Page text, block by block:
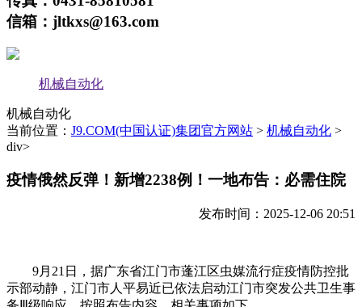
信箱：jltkxs@163.com
机械自动化
机械自动化
当前位置： J9.COM(中国认证)集团官方网站 > 机械自动化 >
div>
疫情俄然反弹！新增2238例！一地布告：必需住院
发布时间：2025-12-06 20:51
9月21日，据广东省江门市蓬江区虫媒流行症疫情防控批
示部动静，江门市人平易近已依法启动江门市突发公共卫生事